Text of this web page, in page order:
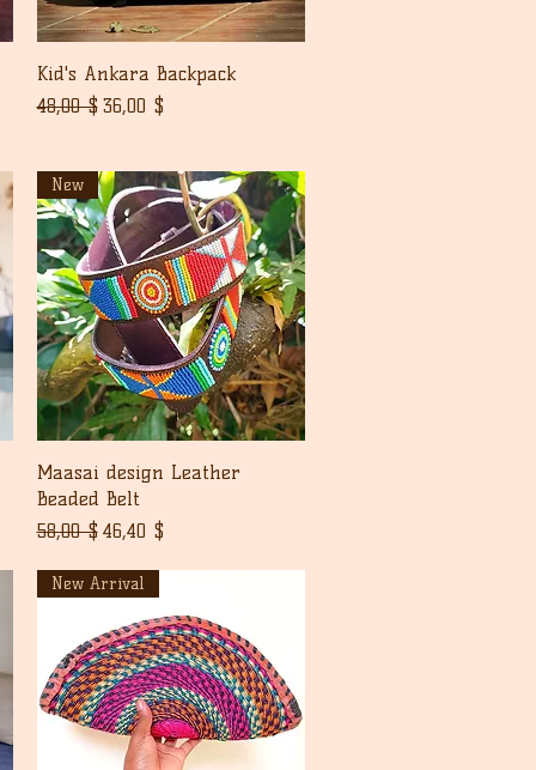
Pikakatselu
Kid's Ankara Backpack
Normaali hinta
48,00 $ Alehinta
36,00 $
Pikakatselu
New
Maasai design Leather
Beaded Belt
Normaali hinta
58,00 $ Alehinta
46,40 $
New Arrival